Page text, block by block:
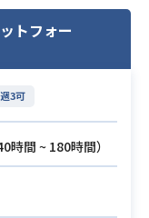
験（3年以上）
たチームでの
開発の実務経
荷求車プラッ
顧客基盤を背
ス改革を目指
す。
ら構築・改
ンド開発全般
だくポジショ
トフォー
週3可
時間 ~ 180時間）